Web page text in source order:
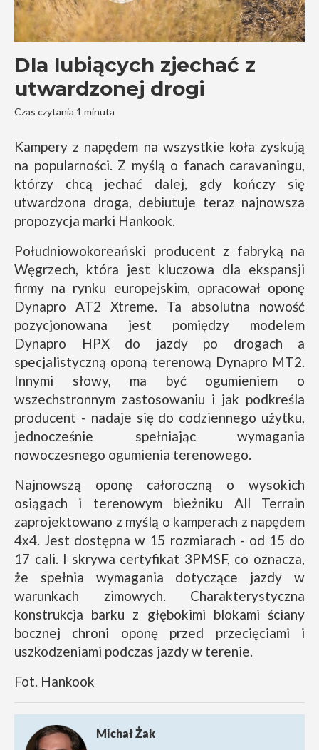
Dla lubiących zjechać z
utwardzonej drogi
Czas czytania 1 minuta
Kampery z napędem na wszystkie koła zyskują
na popularności. Z myślą o fanach caravaningu,
którzy chcą jechać dalej, gdy kończy się
utwardzona droga, debiutuje teraz najnowsza
propozycja marki Hankook.
Południowokoreański producent z fabryką na
Węgrzech, która jest kluczowa dla ekspansji
firmy na rynku europejskim, opracował oponę
Dynapro AT2 Xtreme. Ta absolutna nowość
pozycjonowana jest pomiędzy modelem
Dynapro HPX do jazdy po drogach a
specjalistyczną oponą terenową Dynapro MT2.
Innymi słowy, ma być ogumieniem o
wszechstronnym zastosowaniu i jak podkreśla
producent - nadaje się do codziennego użytku,
jednocześnie spełniając wymagania
nowoczesnego ogumienia terenowego.
Najnowszą oponę całoroczną o wysokich
osiągach i terenowym bieżniku All Terrain
zaprojektowano z myślą o kamperach z napędem
4x4. Jest dostępna w 15 rozmiarach - od 15 do
17 cali. I skrywa certyfikat 3PMSF, co oznacza,
że spełnia wymagania dotyczące jazdy w
warunkach zimowych. Charakterystyczna
konstrukcja barku z głębokimi blokami ściany
bocznej chroni oponę przed przecięciami i
uszkodzeniami podczas jazdy w terenie.
Fot. Hankook
Michał Żak